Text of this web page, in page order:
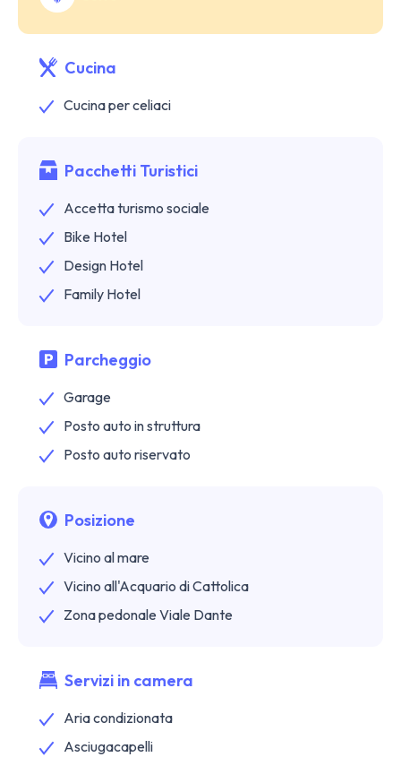
Cucina
Cucina per celiaci
Pacchetti Turistici
Accetta turismo sociale
Bike Hotel
Design Hotel
Family Hotel
Parcheggio
Garage
Posto auto in struttura
Posto auto riservato
Posizione
Vicino al mare
Vicino all'Acquario di Cattolica
Zona pedonale Viale Dante
Servizi in camera
Aria condizionata
Asciugacapelli